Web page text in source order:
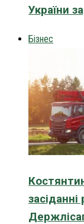
України
Бізнес